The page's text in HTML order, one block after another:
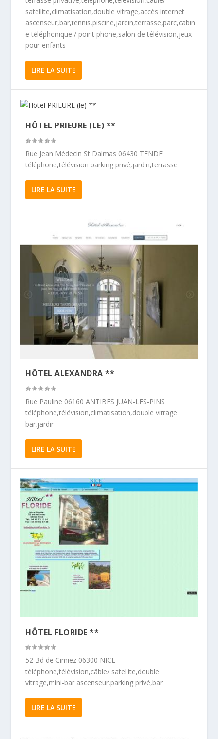
satellite,climatisation,double vitrage,accès internet
ascenseur,bar,tennis,piscine,jardin,terrasse,parc,cabin
e téléphonique / point phone,salon de télévision,jeux
pour enfants
LIRE LA SUITE
HÔTEL PRIEURE (LE) **
Rue Jean Médecin St Dalmas 06430 TENDE
téléphone,télévision parking privé,jardin,terrasse
LIRE LA SUITE
HÔTEL ALEXANDRA **
Rue Pauline 06160 ANTIBES JUAN-LES-PINS
téléphone,télévision,climatisation,double vitrage
bar,jardin
LIRE LA SUITE
HÔTEL FLORIDE **
52 Bd de Cimiez 06300 NICE
téléphone,télévision,câble/ satellite,double
vitrage,mini-bar ascenseur,parking privé,bar
LIRE LA SUITE